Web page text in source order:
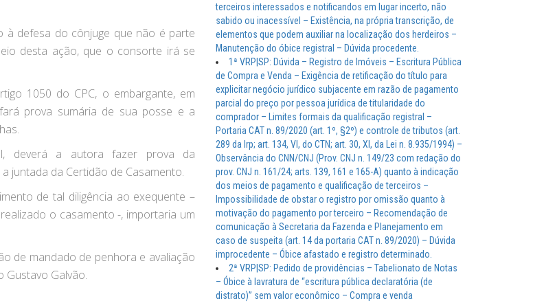
à defesa do cônjuge que não é parte
desta ação, que o consorte irá se
1050 do CPC, o embargante, em
prova sumária de sua posse e a
deverá a autora fazer prova da
juntada da Certidão de Casamento.
de tal diligência ao exequente –
o casamento -, importaria um
de mandado de penhora e avaliação
Gustavo Galvão.
terceiros interessados e notificandos em lugar incerto, não
sabido ou inacessível – Existência, na própria transcrição, de
elementos que podem auxiliar na localização dos herdeiros –
Manutenção do óbice registral – Dúvida procedente.
1ª VRP|SP: Dúvida – Registro de Imóveis – Escritura Pública
de Compra e Venda – Exigência de retificação do título para
explicitar negócio jurídico subjacente em razão de pagamento
parcial do preço por pessoa jurídica de titularidade do
comprador – Limites formais da qualificação registral –
Portaria CAT n. 89/2020 (art. 1º, §2º) e controle de tributos (art.
289 da lrp; art. 134, VI, do CTN; art. 30, XI, da Lei n. 8.935/1994) –
Observância do CNN/CNJ (Prov. CNJ n. 149/23 com redação do
prov. CNJ n. 161/24; arts. 139, 161 e 165-A) quanto à indicação
dos meios de pagamento e qualificação de terceiros –
Impossibilidade de obstar o registro por omissão quanto à
motivação do pagamento por terceiro – Recomendação de
comunicação à Secretaria da Fazenda e Planejamento em
caso de suspeita (art. 14 da portaria CAT n. 89/2020) – Dúvida
improcedente – Óbice afastado e registro determinado.
2ª VRP|SP: Pedido de providências – Tabelionato de Notas
– Óbice à lavratura de “escritura pública declaratória (de
distrato)” sem valor econômico – Compra e venda